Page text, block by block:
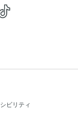
ビリティ